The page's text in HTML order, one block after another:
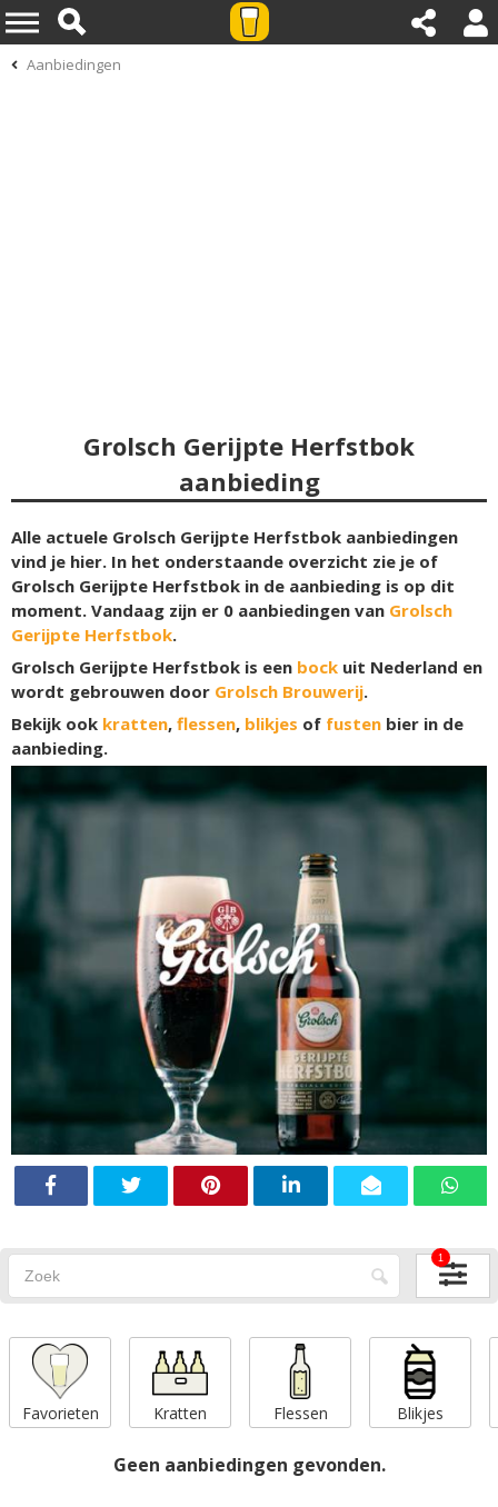
Aanbiedingen
Grolsch Gerijpte Herfstbok
aanbieding
Alle actuele Grolsch Gerijpte Herfstbok aanbiedingen
vind je hier. In het onderstaande overzicht zie je of
Grolsch Gerijpte Herfstbok in de aanbieding is op dit
moment. Vandaag zijn er 0 aanbiedingen van Grolsch
Gerijpte Herfstbok.
Grolsch Gerijpte Herfstbok is een bock uit Nederland en
wordt gebrouwen door Grolsch Brouwerij.
Bekijk ook kratten, flessen, blikjes of fusten bier in de
aanbieding.
1
Favorieten Kratten Flessen Blikjes
Geen aanbiedingen gevonden.